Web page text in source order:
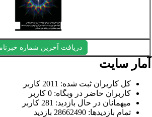
دریافت آخرین شماره خبرنامه
سایت
کل کاربران ثبت شده: 2011 کاربر
کاربران حاضر در وبگاه: 0 کاربر
میهمانان در حال بازدید: 281 کاربر
تمام بازدید‌ها: 28662490 بازدید